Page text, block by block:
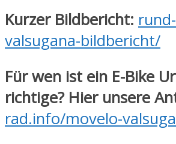
Kurzer Bildbericht:
valsugana-bildbericht/
Für wen ist ein E-Bike
richtige? Hier unsere
rad.info/movelo-